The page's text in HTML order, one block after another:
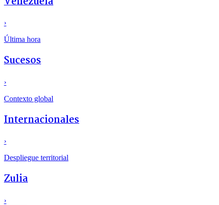
›
Última hora
Sucesos
›
Contexto global
Internacionales
›
Despliegue territorial
Zulia
›